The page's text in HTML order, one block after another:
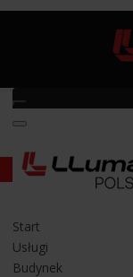
Start
Usługi
Budynek
Ochrona lakieru